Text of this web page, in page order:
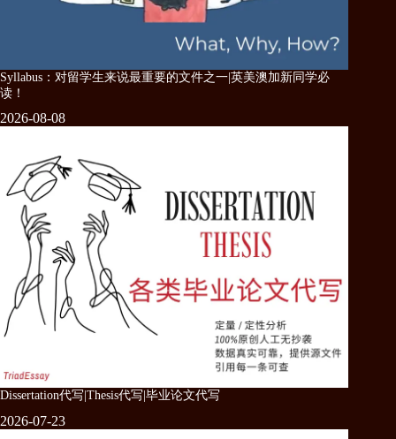
Syllabus：对留学生来说最重要的文件之一|英美澳加新同学必
读！
2026-08-08
Dissertation代写|Thesis代写|毕业论文代写
2026-07-23